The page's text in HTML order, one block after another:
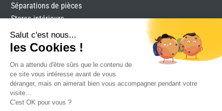
Séparations de pièces
Stores intérieurs
Verrières
Salut c'est nous...
les Cookies !
On a attendu d'être sûrs que le contenu de
ce site vous intéresse avant de vous
déranger, mais on aimerait bien vous accompagner pendant votre
visite...
C'est OK pour vous ?